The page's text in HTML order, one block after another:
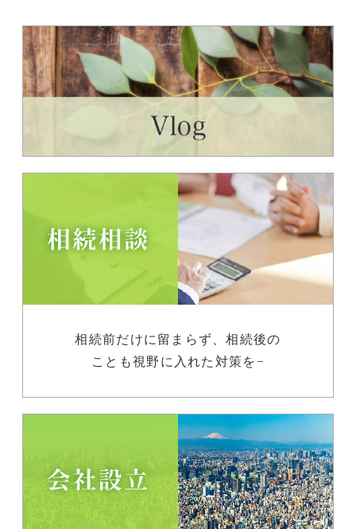
相続前だけに留まらず、相続後の
ことも視野に入れた対策を−